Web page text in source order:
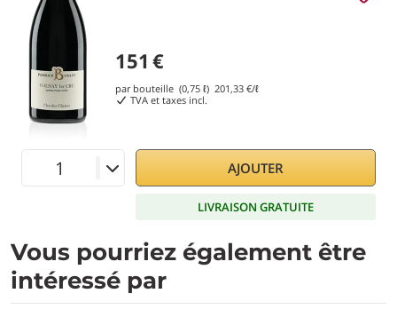
151 €
par bouteille (0,75 ℓ) 201,33 €/ℓ
TVA et taxes incl.
AJOUTER
LIVRAISON GRATUITE
Vous pourriez également être
intéressé par